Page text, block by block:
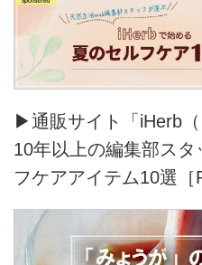
▶通販サイト「iHerb
10年以上の編集部ス
フケアアイテム10選［